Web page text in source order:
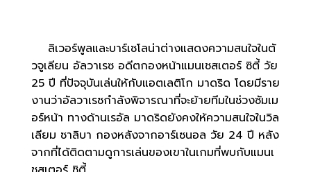
ลิเวอร์พูลและบาร์เซโลน่าต่างแสดงความสนใจในตั
วจูเลียน อัลวาเรซ อดีตกองหน้าแมนเชสเตอร์ ซิตี้ วัย
25 ปี ที่ปัจจุบันเล่นให้กับแอตเลติโก มาดริด โดยมีราย
งานว่าอัลวาเรซกำลังพิจารณาที่จะย้ายทีมในช่วงซัมเม
อร์หน้า ทางด้านเรอัล มาดริดยังคงให้ความสนใจในวิล
เลียม ซาลิบา กองหลังจากอาร์เซนอล วัย 24 ปี หลัง
จากที่ได้ติดตามดูการเล่นของเขาในเกมที่พบกับแมนเ